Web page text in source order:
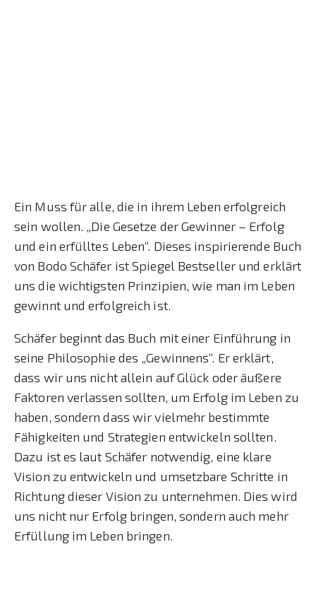
Ein Muss für alle, die in ihrem Leben erfolgreich
sein wollen. „Die Gesetze der Gewinner – Erfolg
und ein erfülltes Leben“. Dieses inspirierende Buch
von Bodo Schäfer ist Spiegel Bestseller und erklärt
uns die wichtigsten Prinzipien, wie man im Leben
gewinnt und erfolgreich ist.
Schäfer beginnt das Buch mit einer Einführung in
seine Philosophie des „Gewinnens“. Er erklärt,
dass wir uns nicht allein auf Glück oder äußere
Faktoren verlassen sollten, um Erfolg im Leben zu
haben, sondern dass wir vielmehr bestimmte
Fähigkeiten und Strategien entwickeln sollten.
Dazu ist es laut Schäfer notwendig, eine klare
Vision zu entwickeln und umsetzbare Schritte in
Richtung dieser Vision zu unternehmen. Dies wird
uns nicht nur Erfolg bringen, sondern auch mehr
Erfüllung im Leben bringen.